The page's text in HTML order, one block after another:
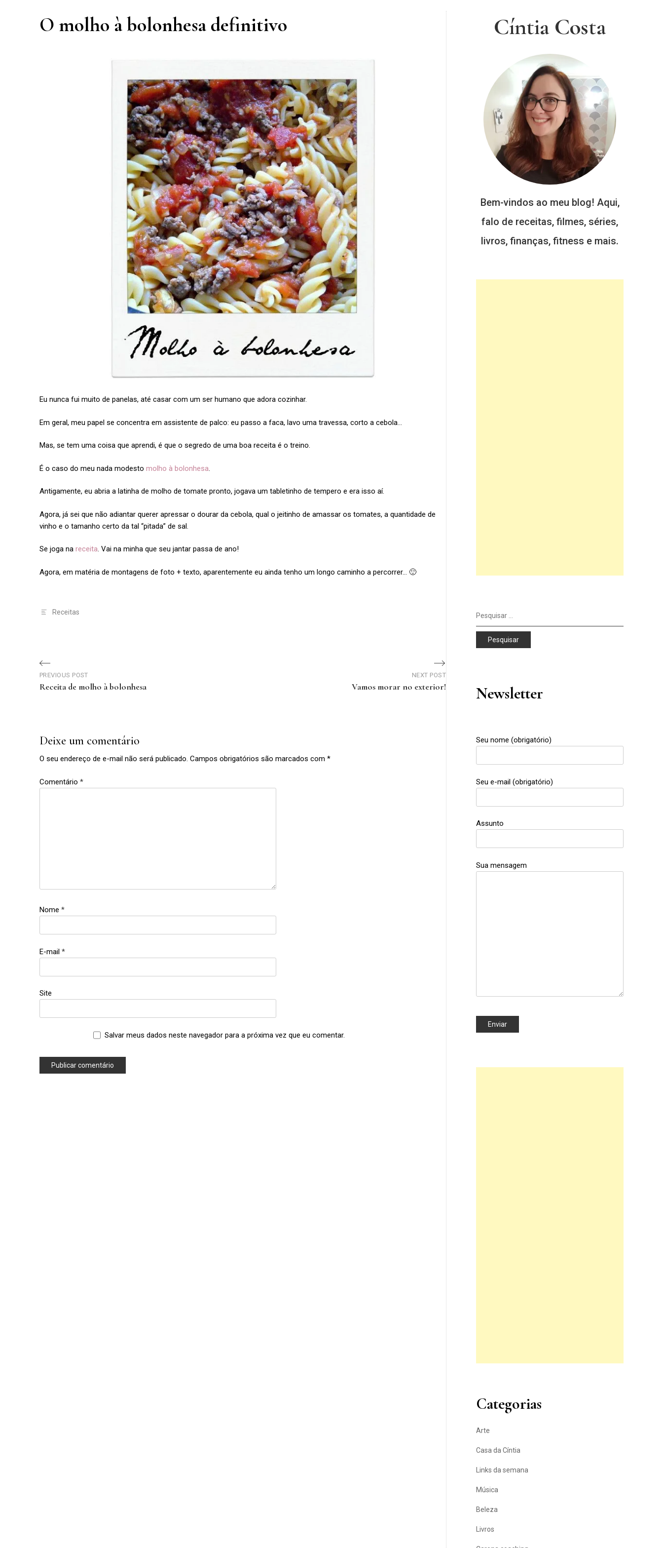
O molho à bolonhesa definitivo
Eu nunca fui muito de panelas, até casar com um ser humano que adora cozinhar.
Em geral, meu papel se concentra em assistente de palco: eu passo a faca, lavo uma travessa, corto a cebola…
Mas, se tem uma coisa que aprendi, é que o segredo de uma boa receita é o treino.
É o caso do meu nada modesto molho à bolonhesa.
Antigamente, eu abria a latinha de molho de tomate pronto, jogava um tabletinho de tempero e era isso aí.
Agora, já sei que não adiantar querer apressar o dourar da cebola, qual o jeitinho de amassar os tomates, a quantidade de
vinho e o tamanho certo da tal “pitada” de sal.
Se joga na receita. Vai na minha que seu jantar passa de ano!
Agora, em matéria de montagens de foto + texto, aparentemente eu ainda tenho um longo caminho a percorrer… 🙂
Receitas
Navegação
PREVIOUS POST
Receita de molho à bolonhesa
NEXT POST
Vamos morar no exterior!
Next
Post
Deixe um comentário
O seu endereço de e-mail não será publicado. Campos obrigatórios são marcados com *
Comentário *
Nome *
E-mail *
Site
Salvar meus dados neste navegador para a próxima vez que eu comentar.
Cíntia Costa
Bem-vindos ao meu blog! Aqui,
falo de receitas, filmes, séries,
livros, finanças, fitness e mais.
Pesquisar
Newsletter
Seu nome (obrigatório)
Seu e-mail (obrigatório)
Assunto
Sua mensagem
Categorias
Arte
Casa da Cíntia
Links da semana
Música
Beleza
Livros